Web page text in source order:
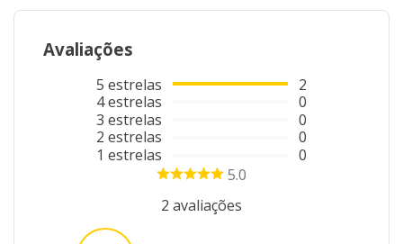
Avaliações
5 estrelas
4estrelas
3 estrelas
2 estrelas
1 estrelas
2
0
0
0
0
5.0
2 avaliações